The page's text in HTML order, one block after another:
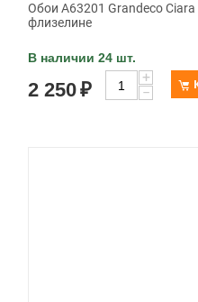
Обои A63201 Grandeco
флизелине
В наличии 24 шт.
2 250₽
+
−